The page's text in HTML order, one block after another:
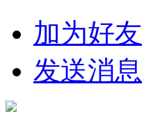
加为好友
发送消息